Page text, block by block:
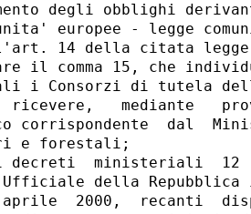
degli obblighi
europee - legge
14 della citata
il comma 15, che
i Consorzi di tutela
ricevere,   mediante
corrispondente  dal
e forestali;
decreti  ministeriali  12
Ufficiale della
2000,  recanti